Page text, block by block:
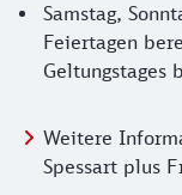
Samstag,
Feiertagen
Geltungstages
Weitere
Spessart plus